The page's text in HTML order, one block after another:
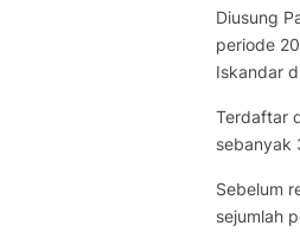
Diusung
periode
Iskandar
Terdaftar
sebanyak
Sebelum
sejumlah